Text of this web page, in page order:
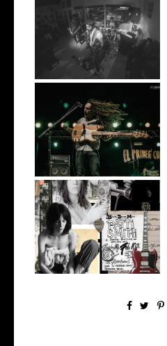
#Comodoro Hoy toca
Solarium
¿Por qué no se hace El Primer
Color...
Branding Lessons from Patti
Smith